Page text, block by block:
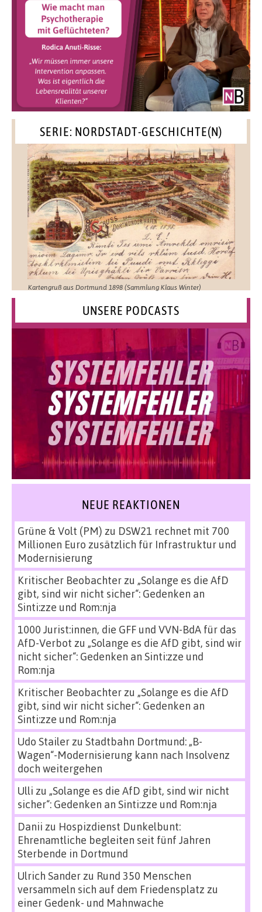
SERIE: NORDSTADT-GESCHICHTE(N)
Kartengruß aus Dortmund 1898 (Sammlung Klaus Winter)
UNSERE PODCASTS
NEUE REAKTIONEN
Grüne & Volt (PM) zu DSW21 rechnet mit 700
Millionen Euro zusätzlich für Infrastruktur und
Modernisierung
Kritischer Beobachterzu „Solange es die AfD
gibt, sind wir nicht sicher“: Gedenken an
Sinti:zze und Rom:nja
1000 Jurist:innen, die GFF und VVN-BdA für das
AfD-Verbot zu „Solange es die AfD gibt, sind wir
nicht sicher“: Gedenken an Sinti:zze und
Rom:nja
Kritischer Beobachterzu „Solange es die AfD
gibt, sind wir nicht sicher“: Gedenken an
Sinti:zze und Rom:nja
Udo Stailerzu Stadtbahn Dortmund: „B-
Wagen“-Modernisierung kann nach Insolvenz
doch weitergehen
Ulli zu „Solange es die AfD gibt, sind wir nicht
sicher“: Gedenken an Sinti:zze und Rom:nja
Danii zu Hospizdienst Dunkelbunt:
Ehrenamtliche begleiten seit fünf Jahren
Sterbende in Dortmund
Ulrich Sanderzu Rund 350 Menschen
versammeln sich auf dem Friedensplatz zu
einer Gedenk- und Mahnwache